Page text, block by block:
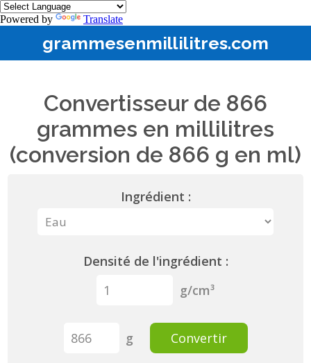
Powered by Translate
grammesenmillilitres.com
Convertisseur de 866
grammes en millilitres
(conversion de 866 g en ml)
Ingrédient :
Densité de l'ingrédient :
g/cm³
g Convertir